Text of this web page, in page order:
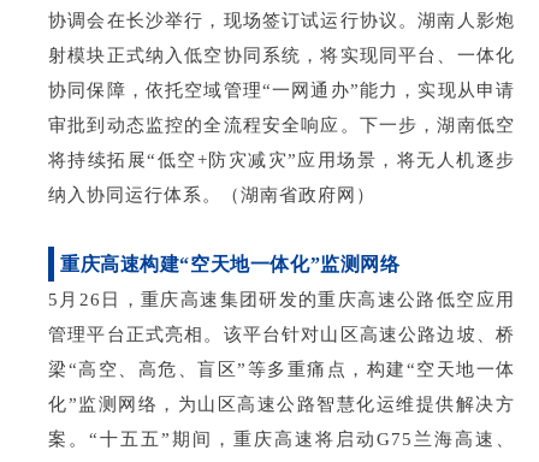
协调会在长沙举行，现场签订试运行协议。湖南人影炮
射模块正式纳入低空协同系统，将实现同平台、一体化
协同保障，依托空域管理“一网通办”能力，实现从申请
审批到动态监控的全流程安全响应。下一步，湖南低空
将持续拓展“低空+防灾减灾”应用场景，将无人机逐步
纳入协同运行体系。（湖南省政府网）
重庆高速构建“空天地一体化”监测网络
5月26日，重庆高速集团研发的重庆高速公路低空应用
管理平台正式亮相。该平台针对山区高速公路边坡、桥
梁“高空、高危、盲区”等多重痛点，构建“空天地一体
化”监测网络，为山区高速公路智慧化运维提供解决方
案。“十五五”期间，重庆高速将启动G75兰海高速、